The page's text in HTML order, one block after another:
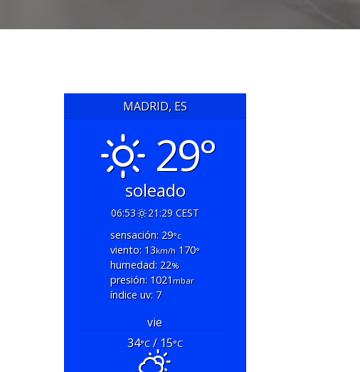
MADRID, ES
29°
soleado
06:53
21:29 CEST
sensación: 29°c
viento: 13km/h 170°
humedad: 22%
presión: 1021 mbar
índice uv: 7
vie
34°C/ 15°C